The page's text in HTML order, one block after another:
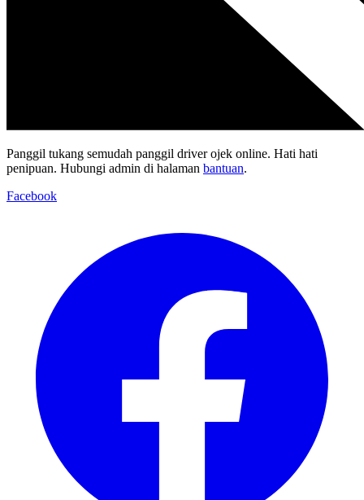
Panggil tukang semudah panggil driver ojek online. Hati hati
penipuan. Hubungi admin di halaman bantuan.
Facebook